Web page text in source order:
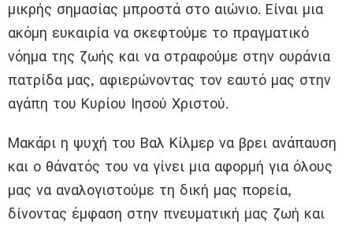
μικρής σημασίας μπροστά στο αιώνιο. Είναι μια
ακόμη ευκαιρία να σκεφτούμε το πραγματικό
νόημα της ζωής και να στραφούμε στην ουράνια
πατρίδα μας, αφιερώνοντας τον εαυτό μας στην
αγάπη του Κυρίου Ιησού Χριστού.
Μακάρι η ψυχή του Βαλ Κίλμερ να βρει ανάπαυση
και ο θάνατός του να γίνει μια αφορμή για όλους
μας να αναλογιστούμε τη δική μας πορεία,
δίνοντας έμφαση στην πνευματική μας ζωή και